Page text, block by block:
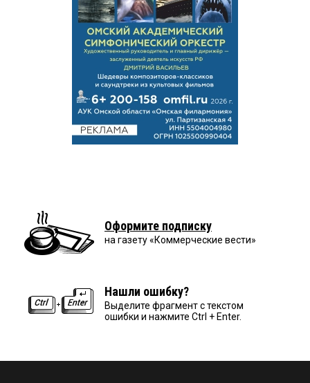
Оформите подписку
на газету «Коммерческие вести»
Нашли ошибку?
Выделите фрагмент с текстом
ошибки и нажмите Ctrl + Enter.